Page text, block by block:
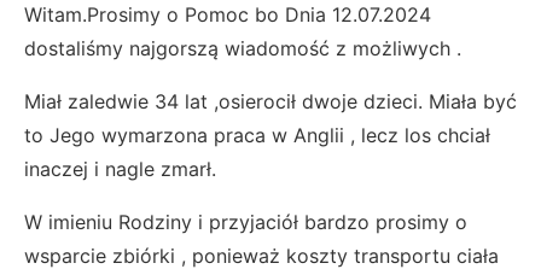
Witam.Prosimy o Pomoc bo Dnia 12.07.2024
dostaliśmy najgorszą wiadomość z możliwych .
Miał zaledwie 34 lat ,osierocił dwoje dzieci. Miała być
to Jego wymarzona praca w Anglii , lecz los chciał
inaczej i nagle zmarł.
W imieniu Rodziny i przyjaciół bardzo prosimy o
wsparcie zbiórki , ponieważ koszty transportu ciała